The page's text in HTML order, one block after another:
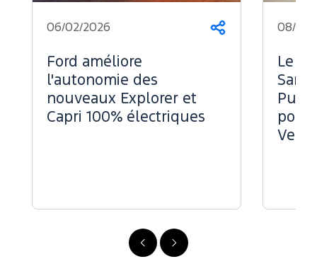
Suivant
Précédent
Partager
06/02/2026
Ford améliore
l'autonomie des
nouveaux Explorer et
Capri 100% électriques
08/07/
Le
Sans
pour